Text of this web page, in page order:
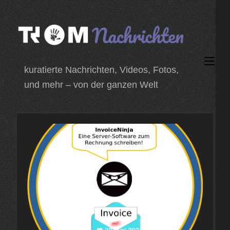
Zum
Inhalt
springen
drücken)
kuratierte Nachrichten, Videos, Fotos,
und mehr – von der ganzen Welt